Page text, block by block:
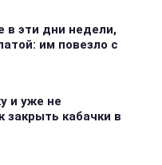
эти дни недели,
им повезло с
и уже не
закрыть кабачки в